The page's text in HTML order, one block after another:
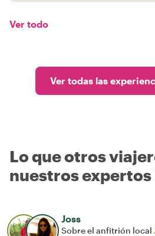
Ver todo
Ver todas las
Lo que otros
nuestros
Joss
Sobre el anfitrión local